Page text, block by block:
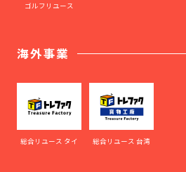
ゴルフリユース
海外事業
総合リユース タイ 総合リユース 台湾